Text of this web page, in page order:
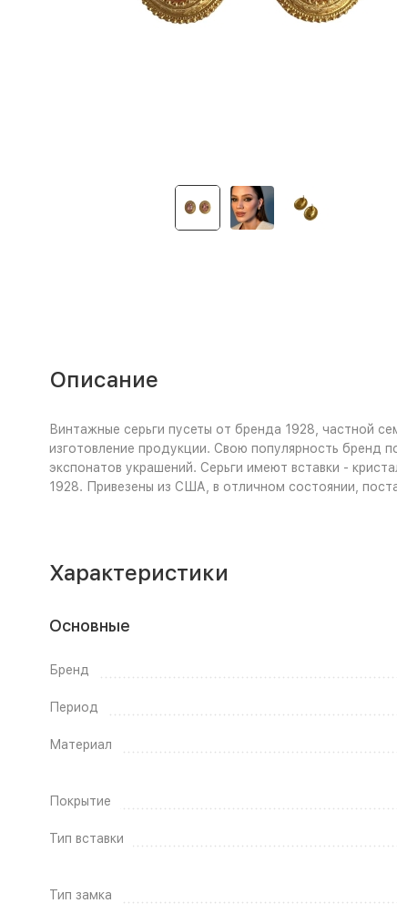
Описание
Винтажные серьги пусеты от бренда 1928, частной
изготовление продукции. Свою популярность бренд
экспонатов украшений. Серьги имеют вставки -
1928. Привезены из США, в отличном состоянии,
Характеристики
Основные
Бренд
Период
Материал
Покрытие
Тип вставки
Тип замка